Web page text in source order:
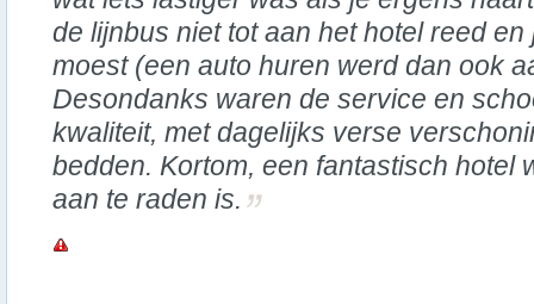
de lijnbus niet tot aan het hotel reed
moest (een auto huren werd dan ook
Desondanks waren de service en
kwaliteit, met dagelijks verse
bedden. Kortom, een fantastisch hotel
aan te raden is.